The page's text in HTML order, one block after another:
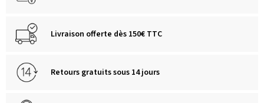
Livraison offerte dès 150€ TTC
Retours gratuits sous 14 jours